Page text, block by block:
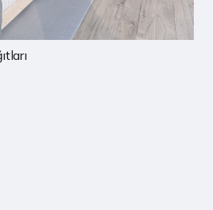
Çocuk Odası Duvar Kağıtları